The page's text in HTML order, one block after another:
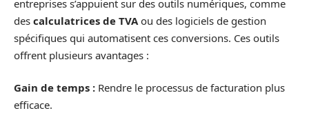
entreprises s’appuient sur des outils numériques, comme
des calculatrices de TVA ou des logiciels de gestion
spécifiques qui automatisent ces conversions. Ces outils
offrent plusieurs avantages :
Gain de temps : Rendre le processus de facturation plus
efficace.